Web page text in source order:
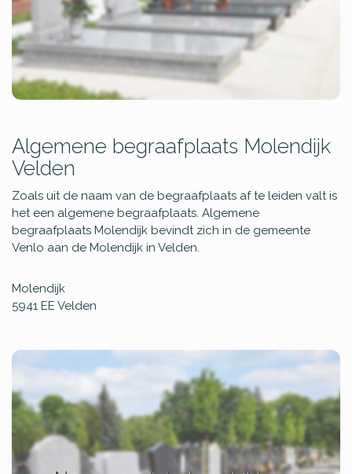
Algemene begraafplaats Molendijk
Velden
Zoals uit de naam van de begraafplaats af te leiden valt is
het een algemene begraafplaats. Algemene
begraafplaats Molendijk bevindt zich in de gemeente
Venlo aan de Molendijk in Velden.
Molendijk
5941 EE Velden